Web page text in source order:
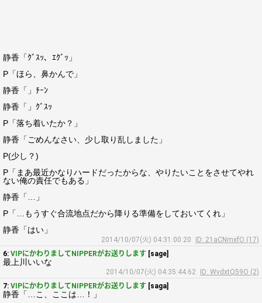
静香「ｸﾞｽｯ、ｴｸﾞｯ」
P「ほら、鼻かんで」
静香「」ﾁｰﾝ
静香「」ｸﾞｽｯ
P「落ち着いたか？」
静香「ごめんなさい、少し取り乱しました」
P(少し？)
P「まあ最近かなりハードだったからな、やりたいことをさせてやれ
ない俺の責任でもある」
静香「…」
P「…もうすぐ合流地点だから降りる準備をしておいてくれ」
静香「はい」
2014/10/07(火) 04:31:00.20
ID: 21aCNmxfO (17)
6: VIPにかわりましてNIPPERがお送りします [sage]
最上川いいな
2014/10/07(火) 04:35:44.62
ID: WvdxtQ59O (2)
7: VIPにかわりましてNIPPERがお送りします [saga]
静香「…こ、ここは…！」